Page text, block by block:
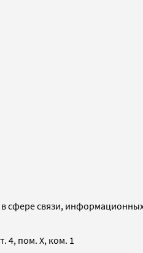
сфере связи,
4, пом. X, ком. 1